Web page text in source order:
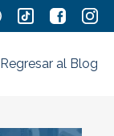
Regresar al Blog